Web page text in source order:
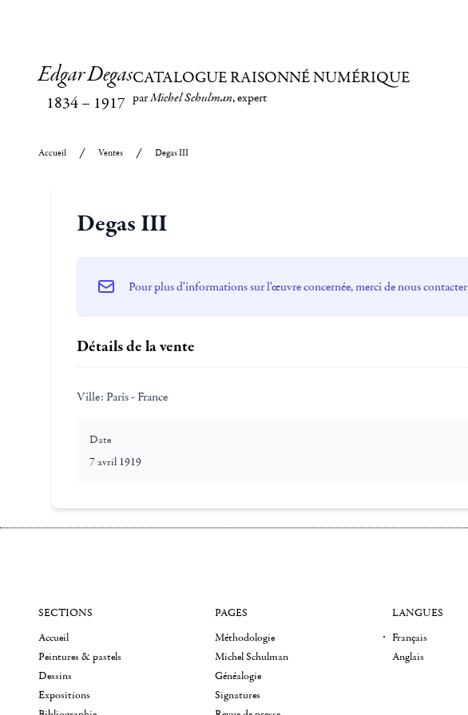
Edgar Degas
1834– 1917
CATALOGUE RAISONNÉ NUMÉRIQUE
parMichel Schulman, expert
Accueil Ventes Degas III
Degas III
Pour plus d'informations sur l'œuvre concernée, merci de nous contacter
Détails de la vente
Ville: Paris - France
Date
7 avril 1919
SECTIONS
Accueil
Peintures & pastels
Dessins
Expositions
PAGES
Méthodologie
Michel Schulman
Généalogie
Signatures
LANGUES
Français
Anglais